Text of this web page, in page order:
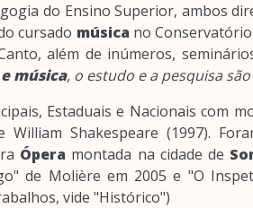
do Ensino Superior, ambos
cursado música no
além de inúmeros,
música, o estudo e a pesquisa
Estaduais e Nacionais com
Shakespeare (1997).
Ópera montada na cidade de
de Molière em 2005 e "O
vide "Histórico")